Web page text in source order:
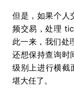
但是，如果个人
频交易，处理
此一来，我们处
还想保持查询时
级别上进行横截
堪大任了。